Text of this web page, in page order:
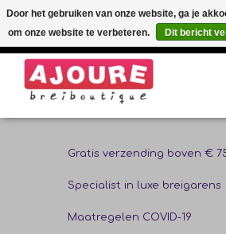
Gratis verzending boven €
Specialist in luxe breigarens
Maatregelen COVID-19
Door het gebruiken van onze website, ga je
om onze website te verbeteren.
Dit bericht